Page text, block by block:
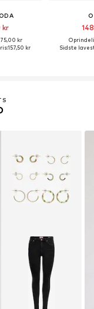
kr
kr
157,50 kr
Sidste